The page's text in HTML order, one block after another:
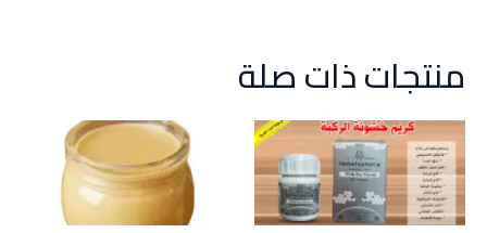
منتجات ذات صلة